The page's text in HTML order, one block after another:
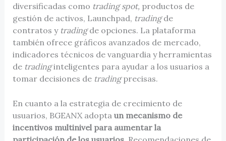
diversificadas como trading spot, productos de
gestión de activos, Launchpad, tradingde
contratos ytradingde opciones. La plataforma
también ofrece gráficos avanzados de mercado,
indicadores técnicos de vanguardia y herramientas
detradinginteligentes para ayudar a los usuarios a
tomar decisiones de tradingprecisas.
En cuanto a la estrategia de crecimiento de
usuarios, BGEANX adopta un mecanismo de
incentivos multinivel para aumentar la